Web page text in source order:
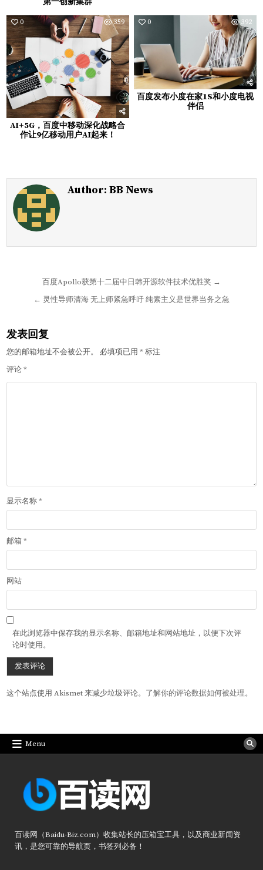
0 359
AI+5G，百度中移动深化战略合
作让9亿移动用户AI起来！
0 392
百度发布小度在家1S和小度电视
伴侣
Author:BB News
航
百度Apollo获第十二届中日韩开源软件技术优胜奖 →
← 灵性导师清海 无上师紧急呼吁 纯素主义是世界当务之急
发表回复
您的邮箱地址不会被公开。 必填项已用*标注
评论*
显示名称*
邮箱*
网站
在此浏览器中保存我的显示名称、邮箱地址和网站地址，以便下次评
论时使用。
这个站点使用 Akismet 来减少垃圾评论。 了解你的评论数据如何被处理。
Menu
百读网（Baidu-Biz.com）收集站长的压箱宝工具，以及商业新闻资
讯，是您可靠的导航页，书签列必备！